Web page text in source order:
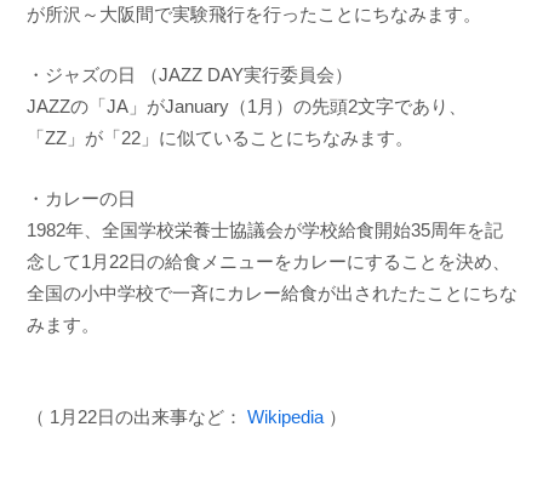
が所沢～大阪間で実験飛行を行ったことにちなみます。
・ジャズの日 （JAZZ DAY実行委員会）
JAZZの「JA」がJanuary（1月）の先頭2文字であり、
「ZZ」が「22」に似ていることにちなみます。
・カレーの日
1982年、全国学校栄養士協議会が学校給食開始35周年を記
念して1月22日の給食メニューをカレーにすることを決め、
全国の小中学校で一斉にカレー給食が出されたたことにちな
みます。
（ 1月22日の出来事など： Wikipedia ）